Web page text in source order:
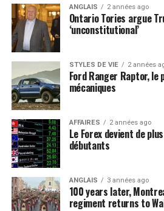
ANGLAIS 2 années ago
Ontario Tories argue
‘unconstitutional’
STYLES DE VIE 2 années
Ford Ranger Raptor, le
mécaniques
AFFAIRES 2 années ago
Le Forex devient de
débutants
ANGLAIS 3 années ago
100 years later,
regiment returns to